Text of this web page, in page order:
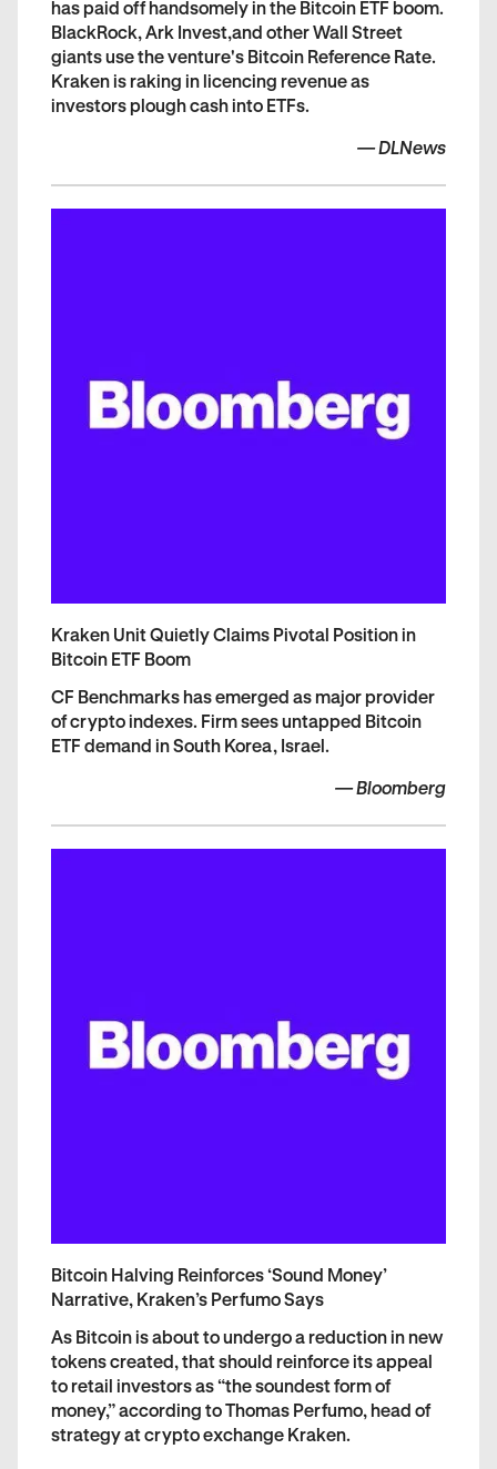
has paid off handsomely in the Bitcoin ETF boom.
BlackRock, Ark Invest,and other Wall Street
giants use the venture's Bitcoin Reference Rate.
Kraken is raking in licencing revenue as
investors plough cash into ETFs.
—DLNews
Kraken Unit Quietly Claims Pivotal Position in
Bitcoin ETF Boom
CF Benchmarks has emerged as major provider
of crypto indexes. Firm sees untapped Bitcoin
ETF demand in South Korea, Israel.
—Bloomberg
Bitcoin Halving Reinforces ‘Sound Money’
Narrative, Kraken’s Perfumo Says
As Bitcoin is about to undergo a reduction in new
tokens created, that should reinforce its appeal
to retail investors as “the soundest form of
money,” according to Thomas Perfumo, head of
strategy at crypto exchange Kraken.